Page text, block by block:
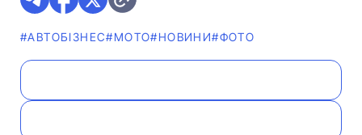
#АВТОБІЗНЕС#МОТО#НОВИНИ#ФОТО